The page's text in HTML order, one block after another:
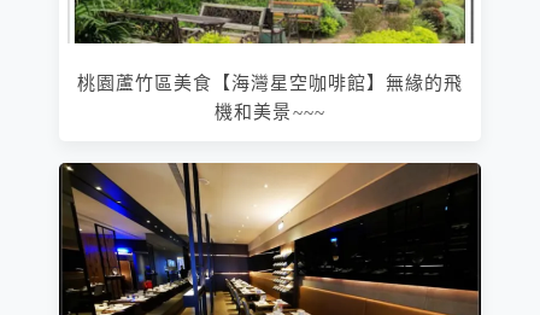
桃園蘆竹區美食【海灣星空咖啡館】無緣的飛
機和美景~~~